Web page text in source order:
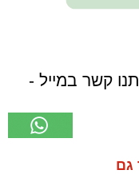
קשר במייל -
גם